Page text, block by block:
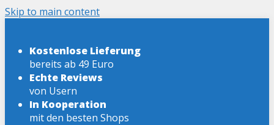
Skip to main content
Kostenlose Lieferung
bereits ab 49 Euro
Echte Reviews
von Usern
In Kooperation
mit den besten Shops